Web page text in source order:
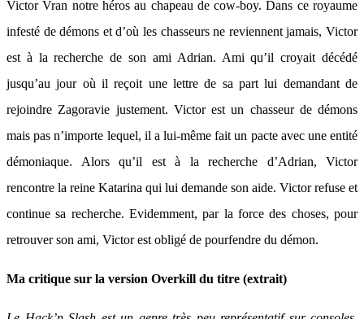
Victor Vran notre héros au chapeau de cow-boy. Dans ce royaume
infesté de démons et d’où les chasseurs ne reviennent jamais, Victor
est à la recherche de son ami Adrian. Ami qu’il croyait décédé
jusqu’au jour où il reçoit une lettre de sa part lui demandant de
rejoindre Zagoravie justement. Victor est un chasseur de démons
mais pas n’importe lequel, il a lui-même fait un pacte avec une entité
démoniaque. Alors qu’il est à la recherche d’Adrian, Victor
rencontre la reine Katarina qui lui demande son aide. Victor refuse et
continue sa recherche. Evidemment, par la force des choses, pour
retrouver son ami, Victor est obligé de pourfendre du démon.
Ma critique sur la version Overkill du titre (extrait)